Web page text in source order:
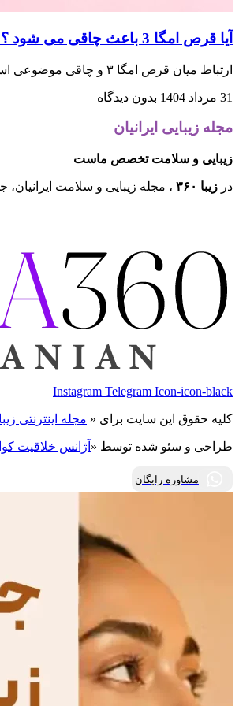
آیا قرص امگا 3 باعث چاقی می شود ؟ بهترین زمان مصرف آن
ارتباط میان قرص امگا ۳ و چاقی موضوعی است که ممکن است برای خیلی ها یک سؤال جدی بوده و ذهنشان را درگیر کرده باشد. در پاسخ به این سوال که آیا بین قرص امگا ۳ و چاقی ارتباط مستقیمی
31 مرداد 1404 بدون دیدگاه
مجله زیبایی ایرانیان
زیبایی و سلامت تخصص ماست
در زیبا ۳۶۰ ، مجله زیبایی و سلامت
Instagram Telegram Icon-icon-black
کلیه حقوق این سایت برای « مجله اینترنتی زیبا ۳۶۰
طراحی و سئو شده توسط « آژانس خلاقیت
مشاوره رایگان